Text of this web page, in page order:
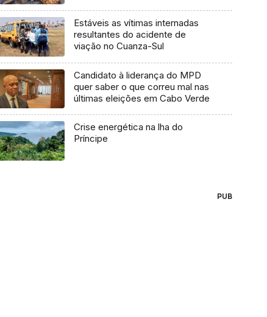
Estáveis as vítimas internadas
resultantes do acidente de
viação no Cuanza-Sul
Candidato à liderança do MPD
quer saber o que correu mal nas
últimas eleições em Cabo Verde
Crise energética na lha do
Príncipe
PUB